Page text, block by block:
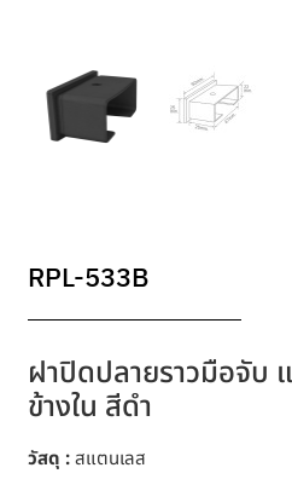
RPL-533B
ฝาปิดปลายราวมือจับ
ข้างใน สีดำ
วัสดุ :สแตนเลส